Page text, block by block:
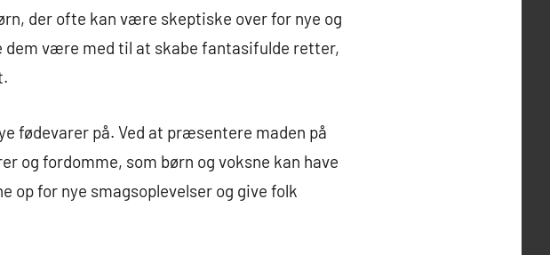
der ofte kan være skeptiske over for nye og
dem være med til at skabe fantasifulde retter,
fødevarer på. Ved at præsentere maden på
og fordomme, som børn og voksne kan have
op for nye smagsoplevelser og give folk